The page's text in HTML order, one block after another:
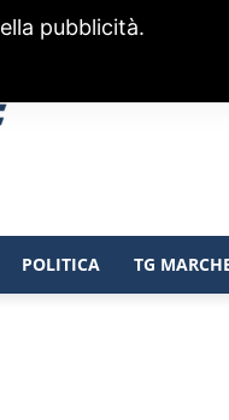
POLITICA TG
pubblicità.